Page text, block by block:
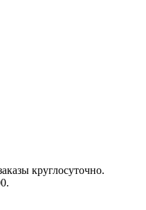
круглосуточно.